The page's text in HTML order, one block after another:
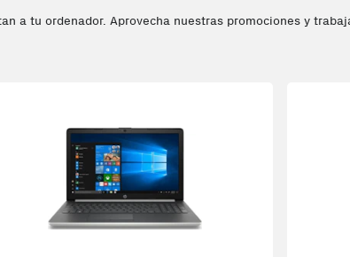
a tu ordenador. Aprovecha nuestras promociones y